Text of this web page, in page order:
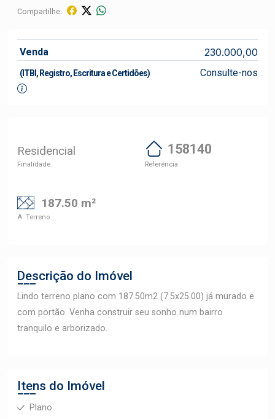
Compartilhe:
Venda 230.000,00
(ITBI, Registro, Escritura e Certidões) Consulte-nos
Residencial
Finalidade
158140
Referência
187.50 m²
A. Terreno
Descrição do Imóvel
Lindo terreno plano com 187.50m2 (7.5x25.00) já murado e
com portão. Venha construir seu sonho num bairro
tranquilo e arborizado.
Itens do Imóvel
Plano